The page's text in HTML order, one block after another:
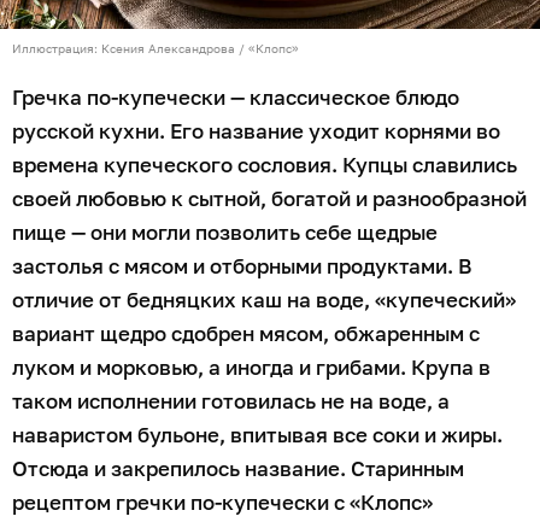
Иллюстрация: Ксения Александрова / «Клопс»
Гречка по-купечески — классическое блюдо
русской кухни. Его название уходит корнями во
времена купеческого сословия. Купцы славились
своей любовью к сытной, богатой и разнообразной
пище — они могли позволить себе щедрые
застолья с мясом и отборными продуктами. В
отличие от бедняцких каш на воде, «купеческий»
вариант щедро сдобрен мясом, обжаренным с
луком и морковью, а иногда и грибами. Крупа в
таком исполнении готовилась не на воде, а
наваристом бульоне, впитывая все соки и жиры.
Отсюда и закрепилось название. Старинным
рецептом гречки по-купечески с «Клопс»